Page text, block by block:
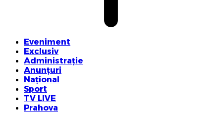
Eveniment
Exclusiv
Administrație
Anunțuri
Național
Sport
TV LIVE
Prahova